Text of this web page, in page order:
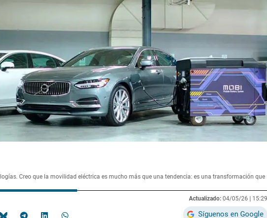
Creo que la movilidad eléctrica es mucho más que una tendencia: es una transformación que
Actualizado: 04/05/26 | 15:29
Síguenos en Google